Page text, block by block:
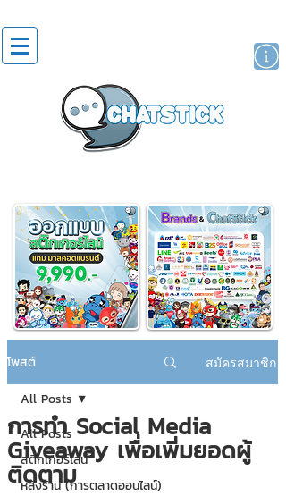
โพสต์ สมัครสมาชิก
All Posts
สติกเกอร์ไลน์
หลังร้าน (การตลาดออนไลน์)
All Posts
การทำ Social Media
Giveaway เพื่อเพิ่มยอดผู้
ติดตาม